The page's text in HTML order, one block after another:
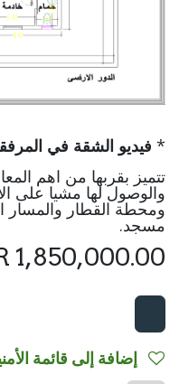
*فيديو الشقة في
تتميز بقربها من اهم
والوصول لها مشيا على
ومحطة القطار والمسار
مسجد.
1,850,000.00
SR
إضافة إلى قائمة الأمنيات